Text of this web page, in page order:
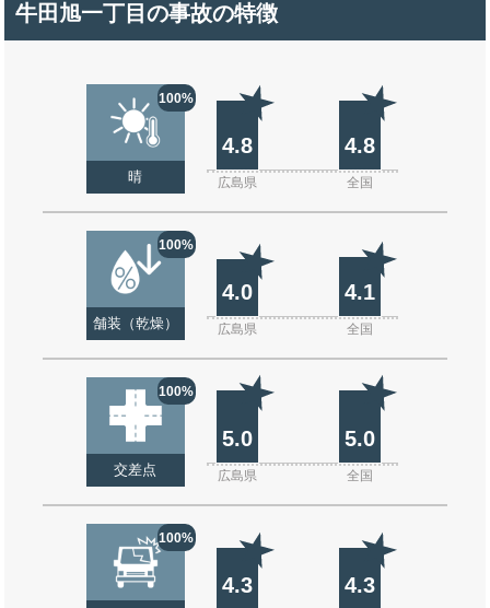
牛田旭一丁目の事故の特徴
100%
晴
4.8 4.8
広島県 全国
100%
舗装（乾燥）
4.0 4.1
広島県 全国
100%
交差点
5.0 5.0
広島県 全国
100%
4.3 4.3